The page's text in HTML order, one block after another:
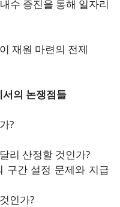
수 증진을 통해 일자리
재원 마련의 전제
의 논쟁점들
?
리 산정할 것인가?
구간 설정 문제와 지급
인가?